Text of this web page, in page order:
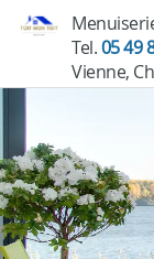
Tel.05 49
Vienne,